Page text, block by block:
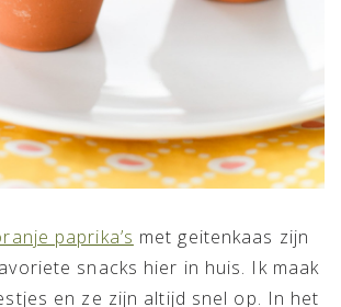
paprika’s met geitenkaas zijn
snacks hier in huis. Ik maak
en ze zijn altijd snel op. In het